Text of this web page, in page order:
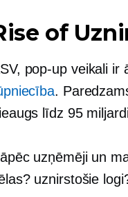
of
pop-upveikali ir
.
līdz 95
uzņēmēji un
uznirstošie